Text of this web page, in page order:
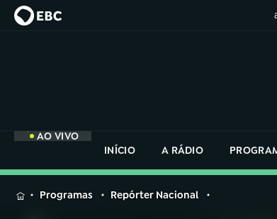
AO VIVO
INÍCIO
A RÁDIO
MENUProgramas Repórter Nacional